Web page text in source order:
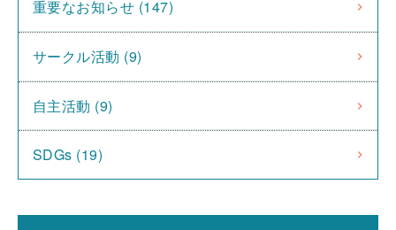
重要なお知らせ (147)
サークル活動 (9)
自主活動 (9)
SDGs (19)